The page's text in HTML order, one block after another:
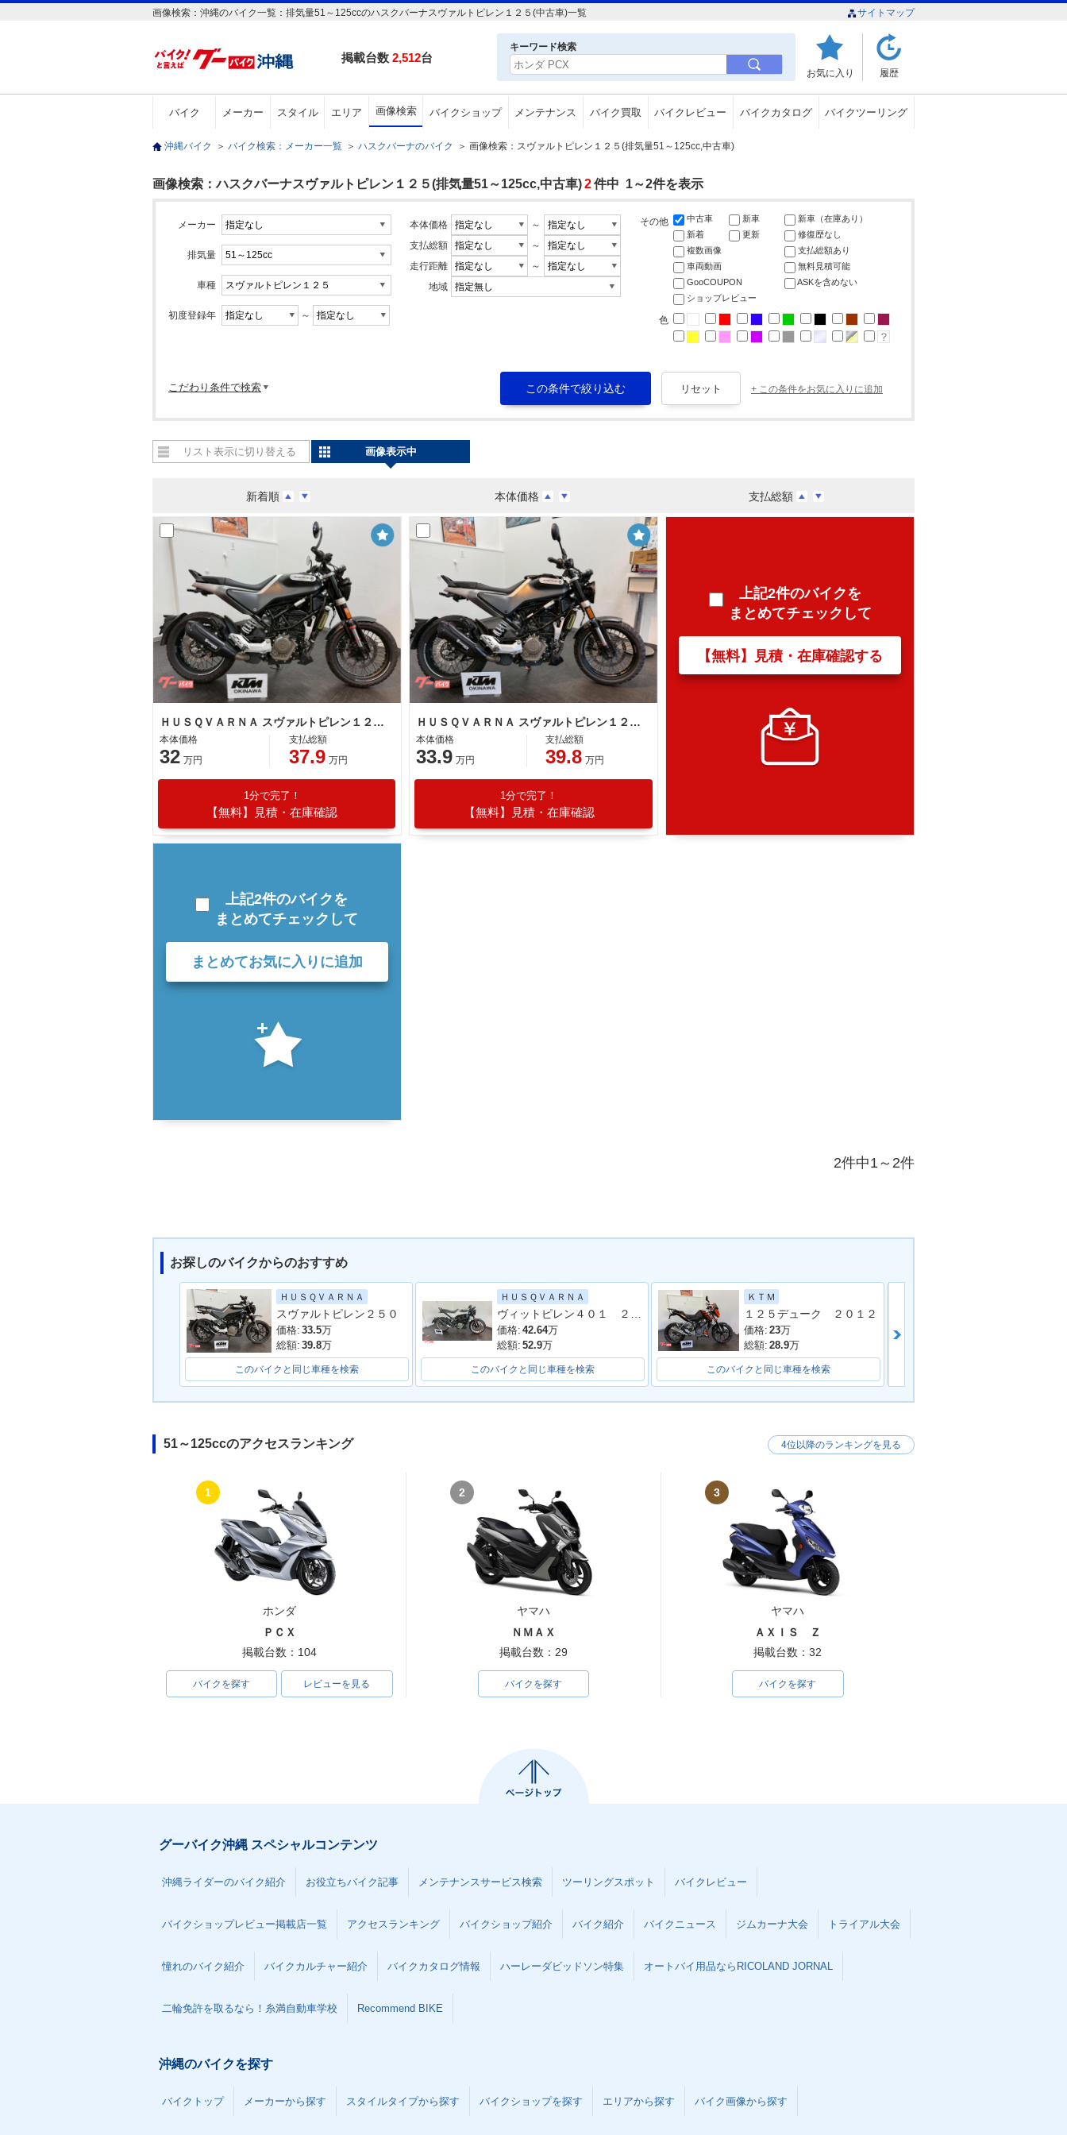
画像検索：沖縄のバイク一覧：排気量51～125ccのハスクバーナスヴァルトピレン１２５(中古車)一覧 サイトマップ
掲載台数 2,512台
キーワード検索
お気に入り 履歴
バイク メーカー スタイル エリア 画像検索 バイクショップ メンテナンス バイク買取 バイクレビュー バイクカタログ バイクツーリング
沖縄バイク ＞ バイク検索：メーカー一覧 ＞ ハスクバーナのバイク ＞ 画像検索：スヴァルトピレン１２５(排気量51～125cc,中古車)
画像検索：ハスクバーナスヴァルトピレン１２５(排気量51～125cc,中古車)2件中 1～2件を表示
メーカー
排気量
車種
初度登録年 ～
本体価格
～
支払総額
～
走行距離
～
地域
その他 中古車 新車
新車（在庫あり）
新着
更新
修復歴なし
複数画像
支払総額あり
車両動画
無料見積可能
GooCOUPON
ASKを含めない
ショップレビュー
色
こだわり条件で検索 + この条件をお気に入りに追加
新着順 本体価格 支払総額
リスト表示に切り替える 画像表示中
ＨＵＳＱＶＡＲＮＡ スヴァルトピレン１２５ ２０２１年モデル
本体価格
32 万円
支払総額
37.9 万円
1分で完了！
【無料】見積・在庫確認
ＨＵＳＱＶＡＲＮＡ スヴァルトピレン１２５ ２０２１年モデル
本体価格
33.9 万円
支払総額
39.8 万円
1分で完了！
【無料】見積・在庫確認
上記2件のバイクを
まとめてチェックして
【無料】見積・在庫確認する
上記2件のバイクを
まとめてチェックして
まとめてお気に入りに追加
2件中1～2件
お探しのバイクからのおすすめ
ＨＵＳＱＶＡＲＮＡ
スヴァルトピレン２５０
価格: 33.5万
総額: 39.8万
このバイクと同じ車種を検索
ＨＵＳＱＶＡＲＮＡ
価格: 42.64万
総額: 52.9万
このバイクと同じ車種を検索
ＫＴＭ
１２５デューク ２０１２
価格: 23万
総額: 28.9万
このバイクと同じ車種を検索
51～125ccのアクセスランキング
1
ホンダ
ＰＣＸ
掲載台数：104
バイクを探す レビューを見る
2
ヤマハ
ＮＭＡＸ
掲載台数：29
バイクを探す
3
ヤマハ
ＡＸＩＳ Ｚ
掲載台数：32
バイクを探す
4位以降のランキングを見る
グーバイク沖縄 スペシャルコンテンツ
沖縄ライダーのバイク紹介 お役立ちバイク記事 メンテナンスサービス検索 ツーリングスポット バイクレビュー
バイクショップレビュー掲載店一覧 アクセスランキング バイクショップ紹介 バイク紹介 バイクニュース ジムカーナ大会 トライアル大会
憧れのバイク紹介 バイクカルチャー紹介 バイクカタログ情報 ハーレーダビッドソン特集 オートバイ用品ならRICOLAND JORNAL
二輪免許を取るなら！糸満自動車学校 Recommend BIKE
沖縄のバイクを探す
バイクトップ メーカーから探す スタイルタイプから探す バイクショップを探す エリアから探す バイク画像から探す